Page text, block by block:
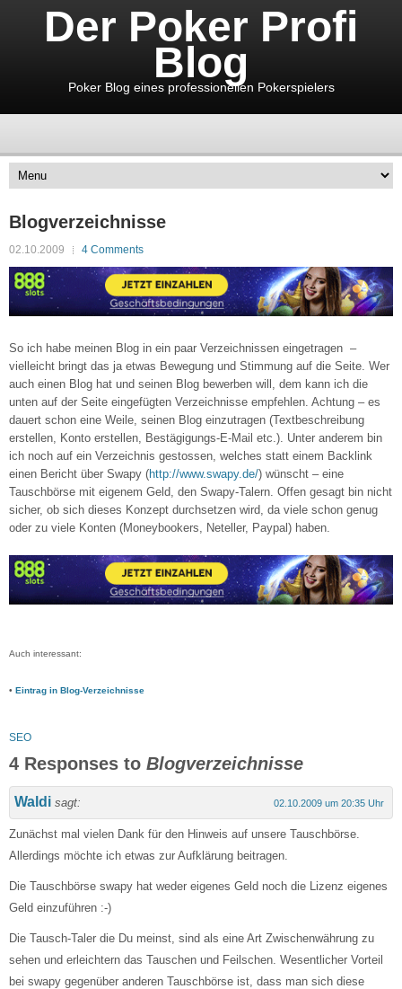
Der Poker Profi
Blog
Poker Blog eines professionellen Pokerspielers
Blogverzeichnisse
02.10.2009 4 Comments
So ich habe meinen Blog in ein paar Verzeichnissen eingetragen –
vielleicht bringt das ja etwas Bewegung und Stimmung auf die Seite. Wer
auch einen Blog hat und seinen Blog bewerben will, dem kann ich die
unten auf der Seite eingefügten Verzeichnisse empfehlen. Achtung – es
dauert schon eine Weile, seinen Blog einzutragen (Textbeschreibung
erstellen, Konto erstellen, Bestägigungs-E-Mail etc.). Unter anderem bin
ich noch auf ein Verzeichnis gestossen, welches statt einem Backlink
einen Bericht über Swapy (http://www.swapy.de/) wünscht – eine
Tauschbörse mit eigenem Geld, den Swapy-Talern. Offen gesagt bin nicht
sicher, ob sich dieses Konzept durchsetzen wird, da viele schon genug
oder zu viele Konten (Moneybookers, Neteller, Paypal) haben.
Auch interessant:
• Eintrag in Blog-Verzeichnisse
SEO
4 Responses to Blogverzeichnisse
Waldi sagt: 02.10.2009 um 20:35 Uhr
Zunächst mal vielen Dank für den Hinweis auf unsere Tauschbörse.
Allerdings möchte ich etwas zur Aufklärung beitragen.
Die Tauschbörse swapy hat weder eigenes Geld noch die Lizenz eigenes
Geld einzuführen :-)
Die Tausch-Taler die Du meinst, sind als eine Art Zwischenwährung zu
sehen und erleichtern das Tauschen und Feilschen. Wesentlicher Vorteil
bei swapy gegenüber anderen Tauschbörse ist, dass man sich diese